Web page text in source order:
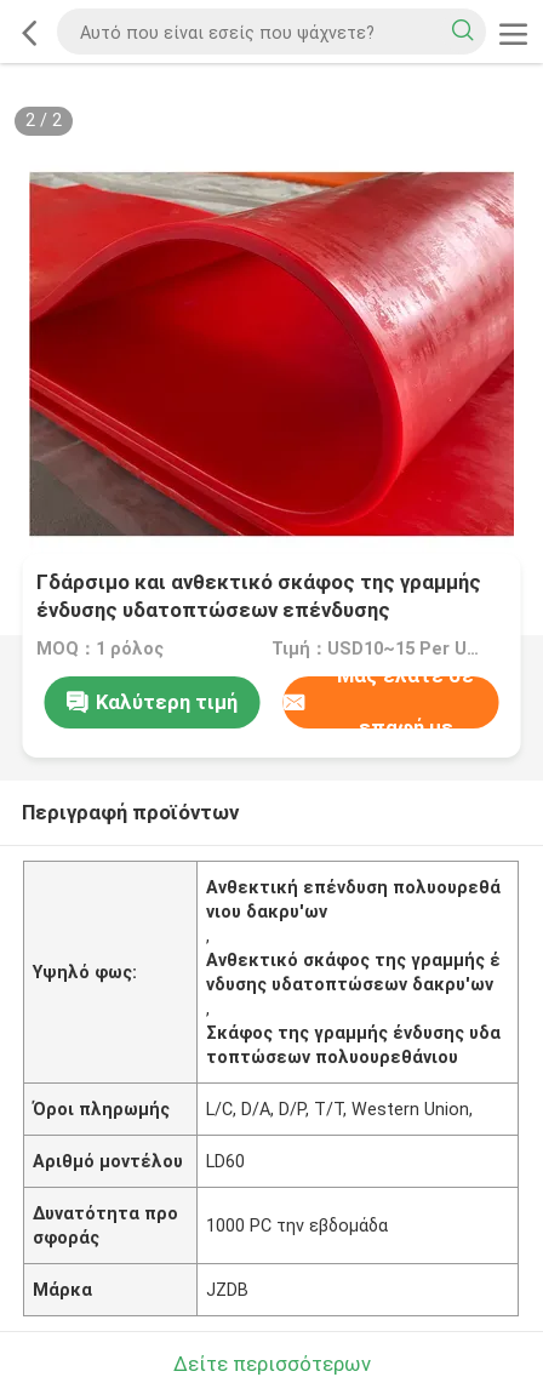
2/ 2
Γδάρσιμο και ανθεκτικό σκάφος της γραμμής
ένδυσης υδατοπτώσεων επένδυσης
πολυουρεθάνιου δακρυ'ων
MOQ：1 ρόλος Τιμή：USD10~15 Per Unit
Καλύτερη τιμή
Μας ελάτε σε
επαφή με
Περιγραφή προϊόντων
Υψηλό φως:
Ανθεκτική επένδυση πολυουρεθά
νιου δακρυ'ων
,
Ανθεκτικό σκάφος της γραμμής έ
νδυσης υδατοπτώσεων δακρυ'ων
,
Σκάφος της γραμμής ένδυσης υδα
τοπτώσεων πολυουρεθάνιου
Όροι πληρωμής L/C, D/A, D/P, T/T, Western Union,
Αριθμό μοντέλου LD60
Δυνατότητα προ
σφοράς
1000 PC την εβδομάδα
Μάρκα JZDB
Δείτε περισσότερων